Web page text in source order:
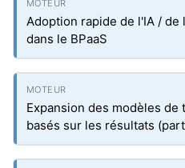
Adoption rapide de l'IA /
dans le BPaaS
Expansion des modèles de
basés sur les résultats